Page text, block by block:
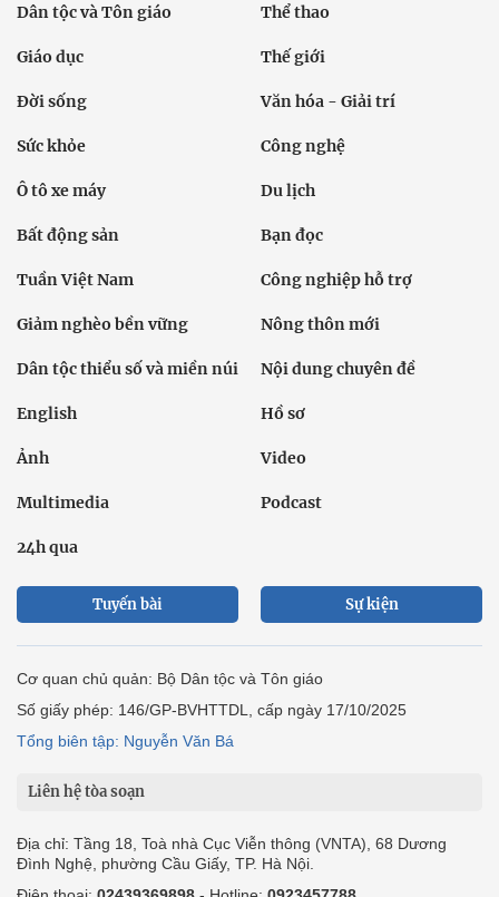
Dân tộc và Tôn giáo Thể thao
Giáo dục Thế giới
Đời sống Văn hóa - Giải trí
Sức khỏe Công nghệ
Ô tô xe máy Du lịch
Bất động sản Bạn đọc
Tuần Việt Nam Công nghiệp hỗ trợ
Giảm nghèo bền vững Nông thôn mới
Dân tộc thiểu số và miền núi Nội dung chuyên đề
English Hồ sơ
Ảnh Video
Multimedia Podcast
24h qua
Tuyến bài Sự kiện
Cơ quan chủ quản: Bộ Dân tộc và Tôn giáo
Số giấy phép: 146/GP-BVHTTDL, cấp ngày 17/10/2025
Tổng biên tập: Nguyễn Văn Bá
Liên hệ tòa soạn
Địa chỉ: Tầng 18, Toà nhà Cục Viễn thông (VNTA), 68 Dương
Đình Nghệ, phường Cầu Giấy, TP. Hà Nội.